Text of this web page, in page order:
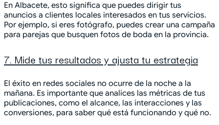
En Albacete, esto significa que puedes dirigir tus
anuncios a clientes locales interesados en tus servicios.
Por ejemplo, si eres fotógrafo, puedes crear una campaña
para parejas que busquen fotos de boda en la provincia.
7. Mide tus resultados y ajusta tu estrategia
El éxito en redes sociales no ocurre de la noche a la
mañana. Es importante que analices las métricas de tus
publicaciones, como el alcance, las interacciones y las
conversiones, para saber qué está funcionando y qué no.